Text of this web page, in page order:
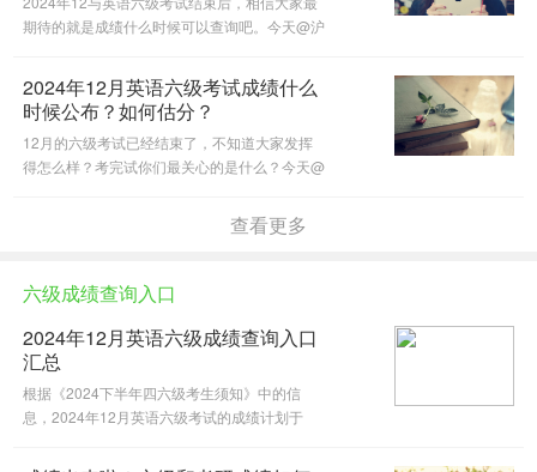
期待的就是成绩什么时候可以查询吧。今天@沪
查分常见问题，一起来看看吧。
2024年12月英语六级考试成绩什么
时候公布？如何估分？
12月的六级考试已经结束了，不知道大家发挥
得怎么样？考完试你们最关心的是什么？今天@
级成绩发布时间及查分相关资讯，一起来看看
查看更多
六级成绩查询入口
2024年12月英语六级成绩查询入口
汇总
根据《2024下半年四六级考生须知》中的信
息，2024年12月英语六级考试的成绩计划于
公众号为大家整理了2024年12月英语六级成绩